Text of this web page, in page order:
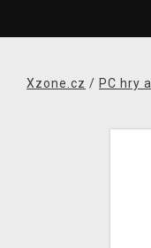
Xzone.cz / PC hry